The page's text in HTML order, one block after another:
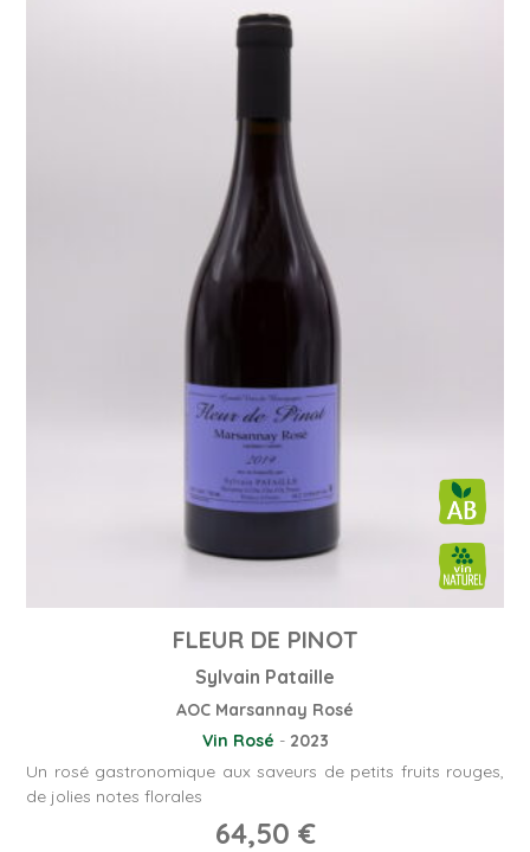
FLEUR DE PINOT
Sylvain Pataille
AOC Marsannay Rosé
Vin Rosé - 2023
Un rosé gastronomique aux saveurs de petits fruits rouges,
de jolies notes florales
64,50 €